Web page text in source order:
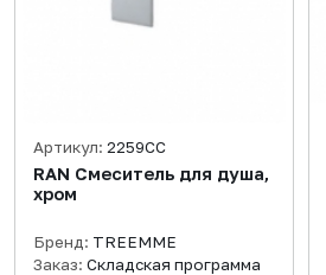
Артикул: 2259CC
RAN Смеситель для душа,
хром
Бренд: TREEMME
Заказ: Складская программа